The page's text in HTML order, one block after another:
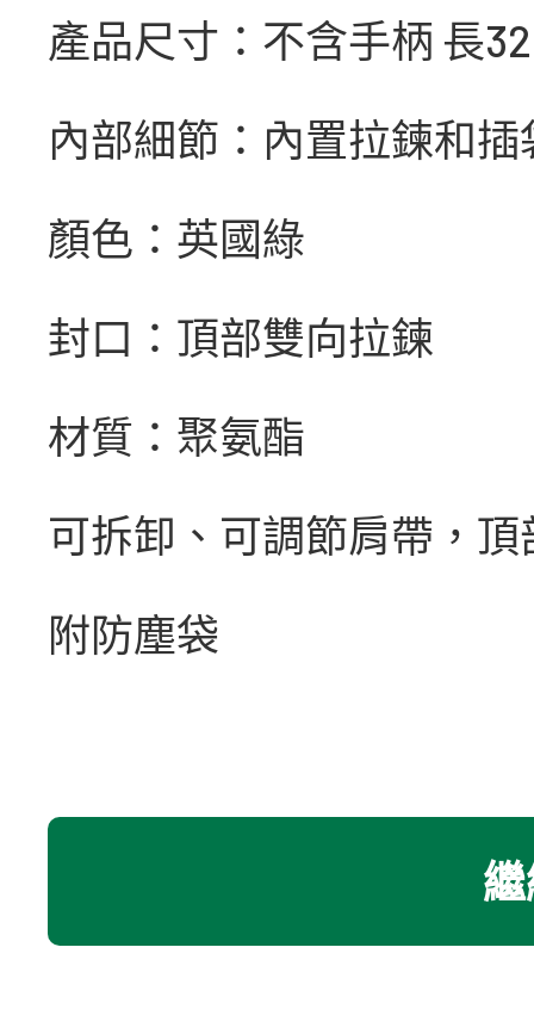
產品尺寸：不含手柄 長
內部細節：內置拉鍊和插
顏色：英國綠
封口：頂部雙向拉鍊
材質：聚氨酯
可拆卸、可調節肩帶，頂
附防塵袋